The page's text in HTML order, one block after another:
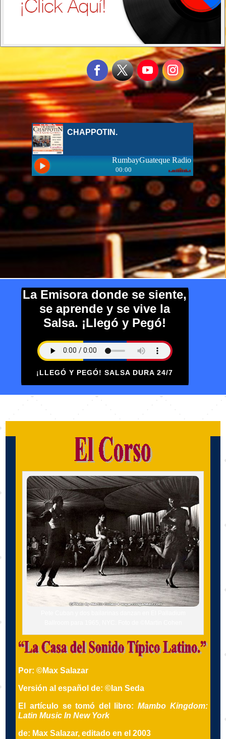
La Emisora donde se siente,
se aprende y se vive la
Salsa. ¡Llegó y Pegó!
¡LLEGÓ Y PEGÓ! SALSA DURA 24/7
Por: ©Max Salazar
Versión al español de: ©Ian Seda
El artículo se tomó del libro:Mambo Kingdom:
Latin Music In New York
de: Max Salazar, editado en el 2003